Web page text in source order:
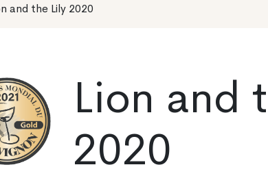
and the Lily 2020
Lion and
2020